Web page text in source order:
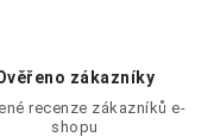
zákazníky
recenze zákazníků e-
shopu